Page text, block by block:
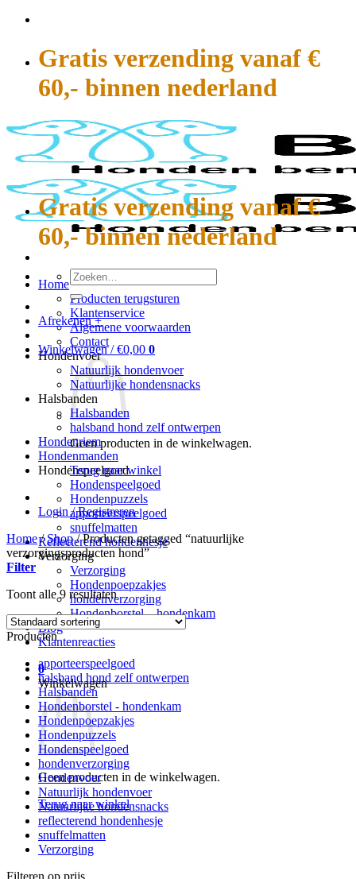
Gratis verzending vanaf €
60,- binnen nederland
Home
Producten terugsturen
Klantenservice
Algemene voorwaarden
Contact
Hondenvoer
Natuurlijk hondenvoer
Natuurlijke hondensnacks
Halsbanden
Halsbanden
halsband hond zelf ontwerpen
Hondenriem
Hondenmanden
Hondenspeelgoed
Hondenspeelgoed
Hondenpuzzels
apporteerspeelgoed
snuffelmatten
Reflecterend hondenhesje
Verzorging
Verzorging
Hondenpoepzakjes
hondenverzorging
Hondenborstel – hondenkam
Blog
Klantenreacties
0
Winkelwagen
Geen producten in de winkelwagen.
Terug naar winkel
Gratis verzending vanaf €
60,- binnen nederland
Zoeken
naar:
Afrekenen +
Winkelwagen /€0,00 0
Geen producten in de winkelwagen.
Terug naar winkel
Login / Registreren
Home / Shop /Producten getagged “natuurlijke
verzorgingsproducten hond”
Filter
Toont alle 9 resultaten
Producten
apporteerspeelgoed
halsband hond zelf ontwerpen
Halsbanden
Hondenborstel - hondenkam
Hondenpoepzakjes
Hondenpuzzels
Hondenspeelgoed
hondenverzorging
Hondenvoer
Natuurlijk hondenvoer
Natuurlijke hondensnacks
reflecterend hondenhesje
snuffelmatten
Verzorging
Filteren op prijs